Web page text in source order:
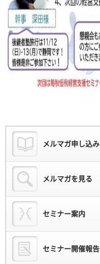
メルマガ申し込み
メルマガを見る
セミナー案内
セミナー開催報告